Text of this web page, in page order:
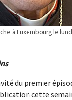
à Luxembourg le
du premier
cette